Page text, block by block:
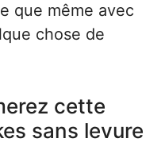
que même avec
chose de
cette
sans levure